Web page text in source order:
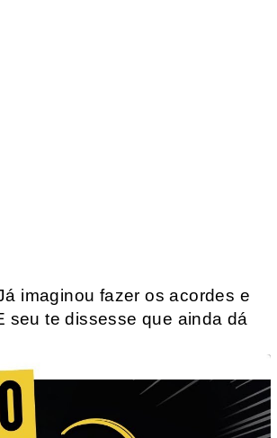
imaginou fazer os acordes e
seu te dissesse que ainda dá